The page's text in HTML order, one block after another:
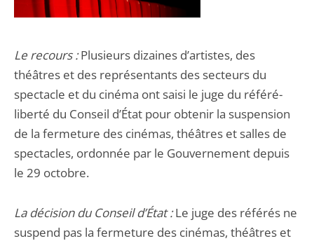
Le recours :Plusieurs dizaines d’artistes, des
théâtres et des représentants des secteurs du
spectacle et du cinéma ont saisi le juge du référé-
liberté du Conseil d’État pour obtenir la suspension
de la fermeture des cinémas, théâtres et salles de
spectacles, ordonnée par le Gouvernement depuis
le 29 octobre.
La décision du Conseil d’État :Le juge des référés ne
suspend pas la fermeture des cinémas, théâtres et